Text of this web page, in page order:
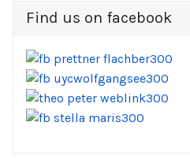
Find us on facebook